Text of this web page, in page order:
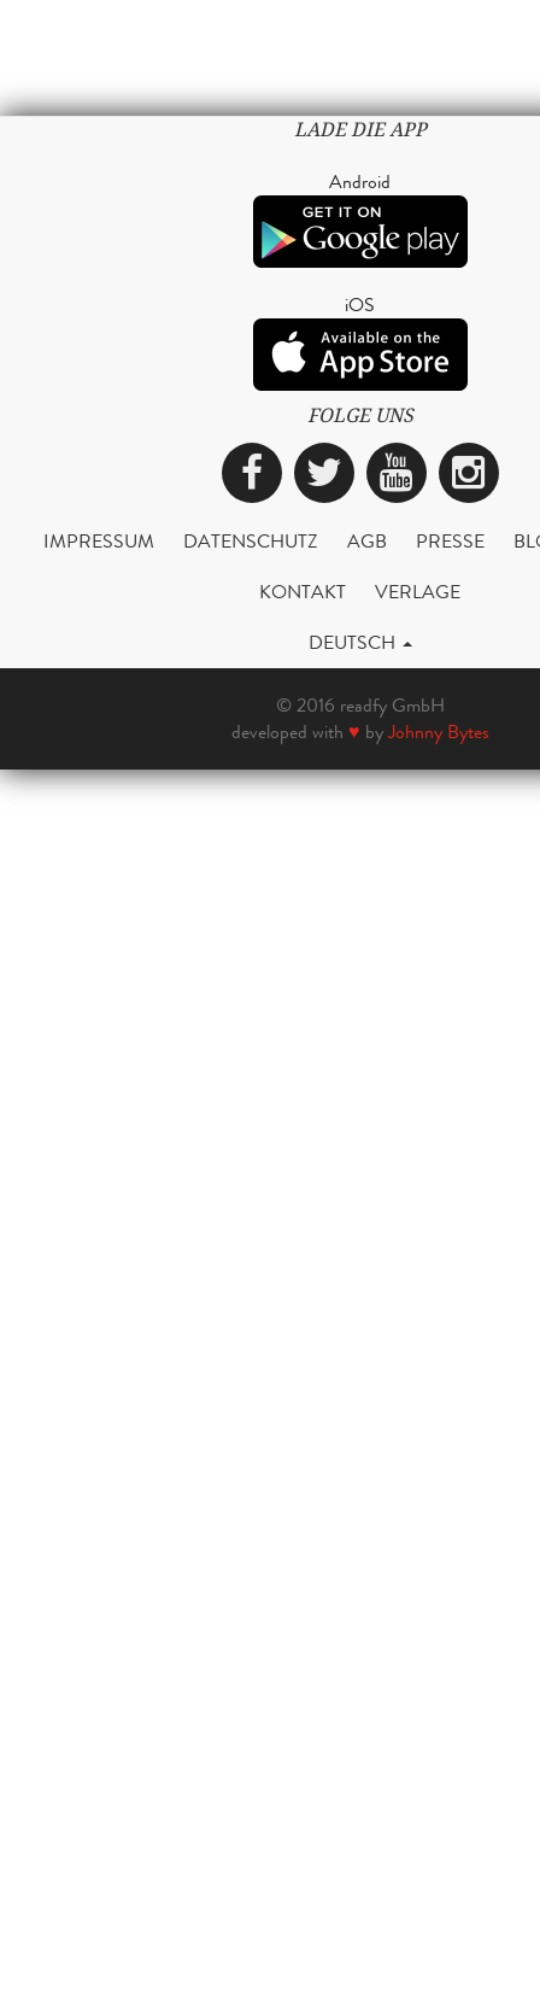
LADE DIE APP
Android
iOS
FOLGE UNS
Facebook
Twitter
IMPRESSUM DATENSCHUTZ AGB PRESSE
KONTAKT
VERLAGE
DEUTSCH
© 2016 readfy GmbH
developed with ♥ byJohnny Bytes